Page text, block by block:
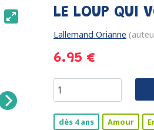
LE LOUP QUI
Lallemand Orianne
6.95 €
dès 4 ans Amour